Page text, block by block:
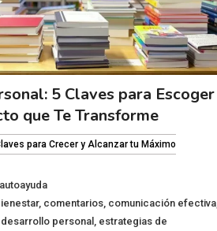
5 Claves para Escoger
que Te Transforme
para Crecer y Alcanzar tu Máximo
autoayuda
, comentarios, comunicación efectiva,
desarrollo personal, estrategias de